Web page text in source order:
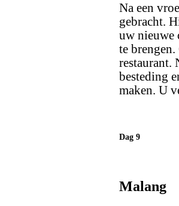
Na een
gebracht.
uw nieuwe
te
restaurant.
besteding
maken. U
Dag 9
Malang